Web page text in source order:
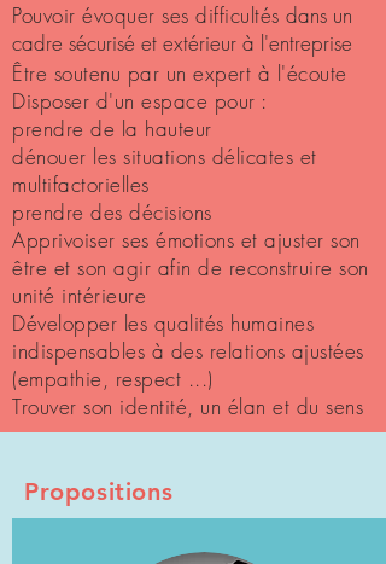
Pouvoir évoquer ses difficultésdans un
cadre sécurisé et extérieur à l'entreprise
Être soutenu par un expert à l'écoute
Disposer d'un espace pour :
prendre de la hauteur
dénouer les situations délicates et
multifactorielles
prendre des décisions
Apprivoiser ses émotions et ajuster son
être et son agir afin de reconstruire son
unité intérieure
Développer les qualités humaines
indispensables à des relations ajustées
(empathie, respect ...)
Trouver son identité, un élan et du sens
Propositions